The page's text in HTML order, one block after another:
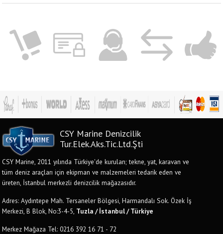
CSY Marine Denizcilik
Tur.Elek.Aks.Tic.Ltd.Şti
CSY Marine, 2011 yılında Türkiye'de kurulan; tekne, yat, karavan ve
tüm deniz araçları için ekipman ve malzemeleri tedarik eden ve
üreten, İstanbul merkezli denizcilik mağazasıdır.
Adres: Aydıntepe Mah. Tersaneler Bölgesi, Harmandalı Sok. Özek İş
Merkezi, B Blok, No:3-4-5, Tuzla / İstanbul / Türkiye
Merkez Mağaza Tel: 0216 392 16 71 - 72